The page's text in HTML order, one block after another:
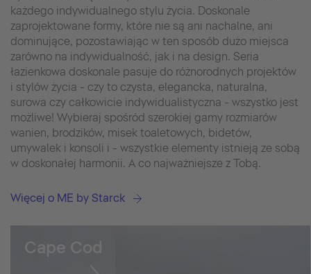
każdego indywidualnego stylu życia. Doskonale
zaprojektowane formy, które nie są ani nachalne, ani
dominujące, pozostawiając w ten sposób dużo miejsca
zarówno na indywidualność, jak i na design. Seria
łazienkowa doskonale pasuje do różnorodnych projektów
i stylów życia - czy to czysta, elegancka, naturalna,
surowa czy całkowicie indywidualistyczna - wszystko jest
możliwe! Wybieraj spośród szerokiej gamy rozmiarów
wanien, brodzików, misek toaletowych, bidetów,
umywalek i konsoli i - wszystkie elementy istnieją ze sobą
w doskonałej harmonii. A co najważniejsze z Tobą.
Więcej o ME by Starck
Cape Cod